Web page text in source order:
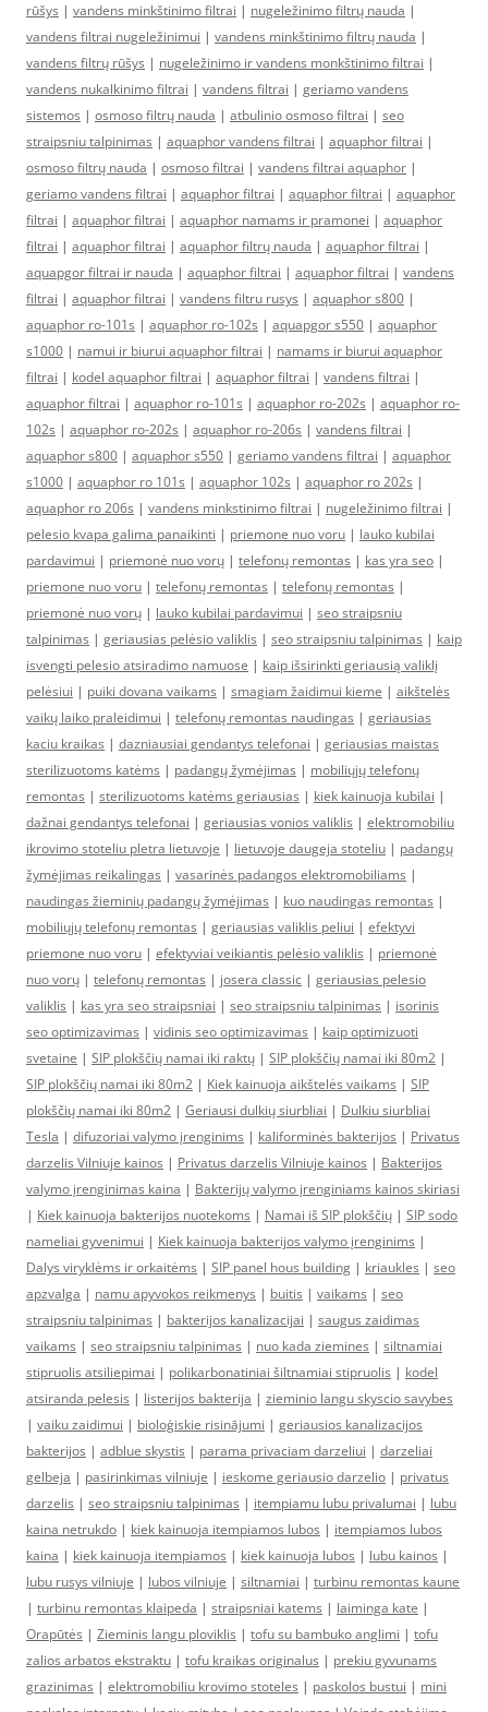
rūšys | vandens minkštinimo filtrai | nugeležinimo filtrų nauda |
vandens filtrai nugeležinimui | vandens minkštinimo filtrų nauda |
vandens filtrų rūšys | nugeležinimo ir vandens monkštinimo filtrai |
vandens nukalkinimo filtrai | vandens filtrai | geriamo vandens
sistemos | osmoso filtrų nauda | atbulinio osmoso filtrai | seo
straipsniu talpinimas | aquaphor vandens filtrai | aquaphor filtrai |
osmoso filtrų nauda | osmoso filtrai | vandens filtrai aquaphor |
geriamo vandens filtrai | aquaphor filtrai | aquaphor filtrai | aquaphor
filtrai | aquaphor filtrai | aquaphor namams ir pramonei | aquaphor
filtrai | aquaphor filtrai | aquaphor filtrų nauda | aquaphor filtrai |
aquapgor filtrai ir nauda | aquaphor filtrai | aquaphor filtrai | vandens
filtrai | aquaphor filtrai | vandens filtru rusys | aquaphor s800 |
aquaphor ro-101s | aquaphor ro-102s | aquapgor s550 | aquaphor
s1000 | namui ir biurui aquaphor filtrai | namams ir biurui aquaphor
filtrai | kodel aquaphor filtrai | aquaphor filtrai | vandens filtrai |
aquaphor filtrai | aquaphor ro-101s | aquaphor ro-202s | aquaphor ro-
102s | aquaphor ro-202s | aquaphor ro-206s | vandens filtrai |
aquaphor s800 | aquaphor s550 | geriamo vandens filtrai | aquaphor
s1000 | aquaphor ro 101s | aquaphor 102s | aquaphor ro 202s |
aquaphor ro 206s | vandens minkstinimo filtrai | nugeležinimo filtrai |
pelesio kvapa galima panaikinti | priemone nuo voru | lauko kubilai
pardavimui | priemonė nuo vorų | telefonų remontas | kas yra seo |
priemone nuo voru | telefonų remontas | telefonų remontas |
priemonė nuo vorų | lauko kubilai pardavimui | seo straipsniu
talpinimas | geriausias pelėsio valiklis | seo straipsniu talpinimas | kaip
isvengti pelesio atsiradimo namuose | kaip išsirinkti geriausią valiklį
pelėsiui | puiki dovana vaikams | smagiam žaidimui kieme | aikštelės
vaikų laiko praleidimui | telefonų remontas naudingas | geriausias
kaciu kraikas | dazniausiai gendantys telefonai | geriausias maistas
sterilizuotoms katėms | padangų žymėjimas | mobiliųjų telefonų
remontas | sterilizuotoms katėms geriausias | kiek kainuoja kubilai |
dažnai gendantys telefonai | geriausias vonios valiklis | elektromobiliu
ikrovimo stoteliu pletra lietuvoje | lietuvoje daugeja stoteliu | padangų
žymėjimas reikalingas | vasarinės padangos elektromobiliams |
naudingas žieminių padangų žymėjimas | kuo naudingas remontas |
mobiliųjų telefonų remontas | geriausias valiklis peliui | efektyvi
priemone nuo voru | efektyviai veikiantis pelėsio valiklis | priemonė
nuo vorų | telefonų remontas | josera classic | geriausias pelesio
valiklis | kas yra seo straipsniai | seo straipsniu talpinimas | isorinis
seo optimizavimas | vidinis seo optimizavimas | kaip optimizuoti
svetaine | SIP plokščių namai iki raktų | SIP plokščių namai iki 80m2 |
SIP plokščių namai iki 80m2 | Kiek kainuoja aikštelės vaikams | SIP
plokščių namai iki 80m2 | Geriausi dulkių siurbliai | Dulkiu siurbliai
Tesla | difuzoriai valymo įrenginims | kaliforminės bakterijos | Privatus
darzelis Vilniuje kainos | Privatus darzelis Vilniuje kainos | Bakterijos
valymo įrenginimas kaina | Bakterijų valymo įrenginiams kainos skiriasi
| Kiek kainuoja bakterijos nuotekoms | Namai iš SIP plokščių | SIP sodo
nameliai gyvenimui | Kiek kainuoja bakterijos valymo įrenginims |
Dalys viryklėms ir orkaitėms | SIP panel hous building | kriaukles | seo
apzvalga | namu apyvokos reikmenys | buitis | vaikams | seo
straipsniu talpinimas | bakterijos kanalizacijai | saugus zaidimas
vaikams | seo straipsniu talpinimas | nuo kada ziemines | siltnamiai
stipruolis atsiliepimai | polikarbonatiniai šiltnamiai stipruolis | kodel
atsiranda pelesis | listerijos bakterija | zieminio langu skyscio savybes
| vaiku zaidimui | bioloģiskie risinājumi | geriausios kanalizacijos
bakterijos | adblue skystis | parama privaciam darzeliui | darzeliai
gelbeja | pasirinkimas vilniuje | ieskome geriausio darzelio | privatus
darzelis | seo straipsniu talpinimas | itempiamu lubu privalumai | lubu
kaina netrukdo | kiek kainuoja itempiamos lubos | itempiamos lubos
kaina | kiek kainuoja itempiamos | kiek kainuoja lubos | lubu kainos |
lubu rusys vilniuje | lubos vilniuje | siltnamiai | turbinu remontas kaune
| turbinu remontas klaipeda | straipsniai katems | laiminga kate |
Orapūtės | Zieminis langu ploviklis | tofu su bambuko anglimi | tofu
zalios arbatos ekstraktu | tofu kraikas originalus | prekiu gyvunams
grazinimas | elektromobiliu krovimo stoteles | paskolos bustui | mini